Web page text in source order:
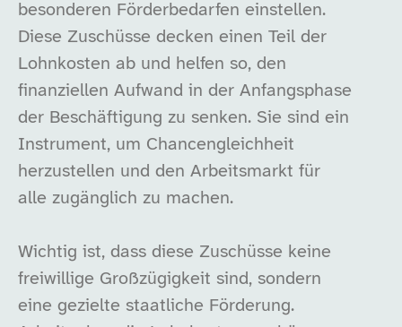
besonderen Förderbedarfen einstellen.
Diese Zuschüsse decken einen Teil der
Lohnkosten ab und helfen so, den
finanziellen Aufwand in der Anfangsphase
der Beschäftigung zu senken. Sie sind ein
Instrument, um Chancengleichheit
herzustellen und den Arbeitsmarkt für
alle zugänglich zu machen.
Wichtig ist, dass diese Zuschüsse keine
freiwillige Großzügigkeit sind, sondern
eine gezielte staatliche Förderung.